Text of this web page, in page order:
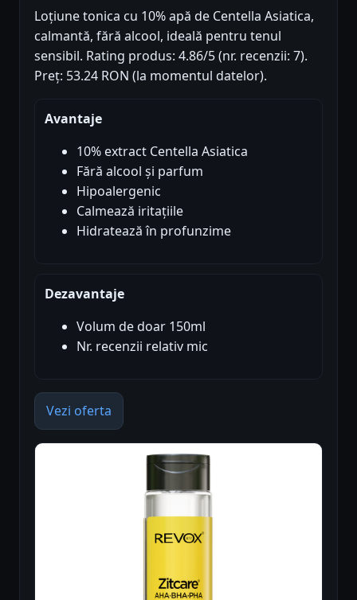
Loțiune tonica cu 10% apă de Centella Asiatica,
calmantă, fără alcool, ideală pentru tenul
sensibil. Rating produs: 4.86/5 (nr. recenzii: 7).
Preț: 53.24 RON (la momentul datelor).
Avantaje
10% extract Centella Asiatica
Fără alcool și parfum
Hipoalergenic
Calmează iritațiile
Hidratează în profunzime
Dezavantaje
Volum de doar 150ml
Nr. recenzii relativ mic
Vezi oferta